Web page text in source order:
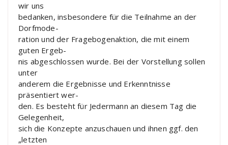
wir uns
bedanken, insbesondere für die Teilnahme an der
Dorfmode-
ration und der Fragebogenaktion, die mit einem
guten Ergeb-
nis abgeschlossen wurde. Bei der Vorstellung sollen
unter
anderem die Ergebnisse und Erkenntnisse
präsentiert wer-
den. Es besteht für Jedermann an diesem Tag die
Gelegenheit,
sich die Konzepte anzuschauen und ihnen ggf. den
„letzten